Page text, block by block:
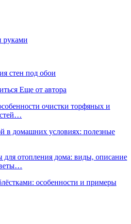
руками
стен под обои
Еще от автора
очистки торфяных и
в домашних условиях: полезные
отопления дома: виды, описание
особенности и примеры